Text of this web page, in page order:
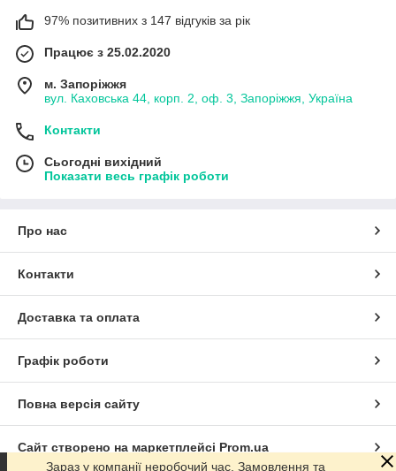
97% позитивних з 147 відгуків за рік
Працює з 25.02.2020
м. Запоріжжя
вул. Каховська 44, корп. 2, оф. 3, Запоріжжя, Україна
Контакти
Сьогодні вихідний
Показати весь графік роботи
Про нас
Контакти
Доставка та оплата
Графік роботи
Повна версія сайту
Сайт створено на маркетплейсі Prom.ua
Зараз у компанії неробочий час. Замовлення та